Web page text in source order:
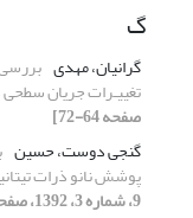
گ
گرانیان، مهدی
تغییـرات جریان
صفحه 64-72]
گنجی دوست، حسین
پوشش نانو ذرات
9، شماره 3، 1392، صفحه 75-87]